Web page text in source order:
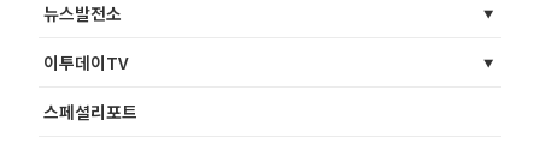
뉴스발전소
이투데이TV
스페셜리포트